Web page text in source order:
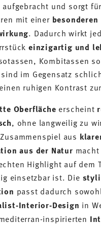
aufgebracht und sorgt
mit einer besonderen
. Dadurch wirkt
einzigartig und
Kombitassen
sind im Gegensatz
ruhigen Kontrast
Oberfläche erscheint
, ohne langweilig zu
aus
aus der Natur
Highlight auf dem
einsetzbar ist. Die
passt dadurch
Interior-Design in
inspirierten